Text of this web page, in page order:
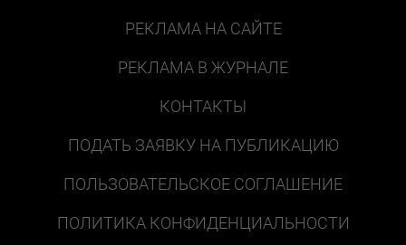
РЕКЛАМА НА САЙТЕ
РЕКЛАМА В ЖУРНАЛЕ
КОНТАКТЫ
ПОДАТЬ ЗАЯВКУ НА ПУБЛИКАЦИЮ
ПОЛЬЗОВАТЕЛЬСКОЕ СОГЛАШЕНИЕ
ПОЛИТИКА КОНФИДЕНЦИАЛЬНОСТИ